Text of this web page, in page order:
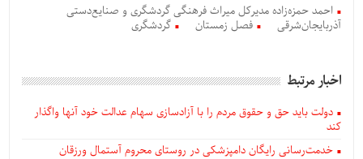
احمد حمزه‌زاده مدیرکل میراث فرهنگی گردشگری و صنایع‌دستی
آذربایجان‌شرقی
فصل زمستان گردشگری
اخبار مرتبط
دولت باید حق و حقوق مردم را با آزادسازی سهام عدالت خود آنها واگذار
کند
خدمت‌رسانی رایگان دامپزشکی در روستای محروم آستمال ورزقان